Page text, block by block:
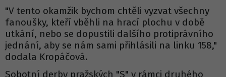
"V tento okamžik bychom chtěli vyzvat všechny
fanoušky, kteří vběhli na hrací plochu v době
utkání, nebo se dopustili dalšího protiprávního
jednání, aby se nám sami přihlásili na linku 158,"
dodala Kropáčová.
Sobotní derby pražských "S" v rámci druhého